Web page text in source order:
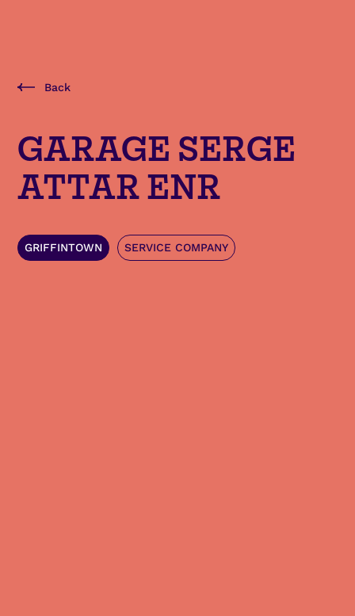
Back
GARAGE SERGE
ATTAR ENR
GRIFFINTOWN SERVICE COMPANY